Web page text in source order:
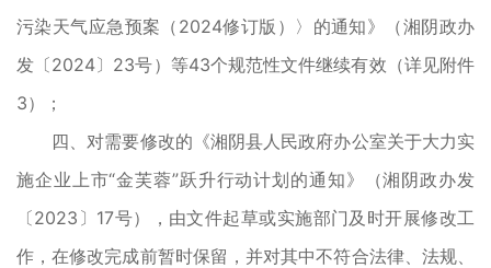
污染天气应急预案（2024修订版）〉的通知》（湘阴政办
发〔2024〕23号）等43个规范性文件继续有效（详见附件
3）；
四、对需要修改的《湘阴县人民政府办公室关于大力实
施企业上市“金芙蓉”跃升行动计划的通知》（湘阴政办发
〔2023〕17号），由文件起草或实施部门及时开展修改工
作，在修改完成前暂时保留，并对其中不符合法律、法规、